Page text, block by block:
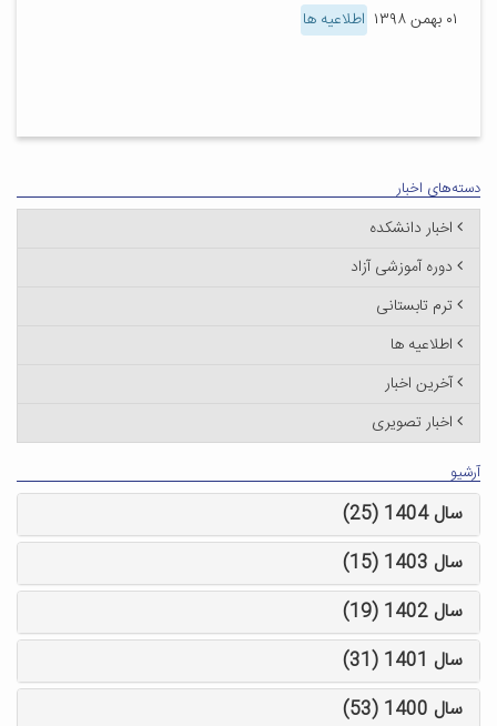
۰۱ بهمن ۱۳۹۸ اطلاعیه ها
دسته‌های اخبار
اخبار دانشکده
دوره آموزشی آزاد
ترم تابستانی
اطلاعیه ها
آخرین اخبار
اخبار تصویری
آرشیو
سال 1404 (25)
سال 1403 (15)
سال 1402 (19)
سال 1401 (31)
سال 1400 (53)